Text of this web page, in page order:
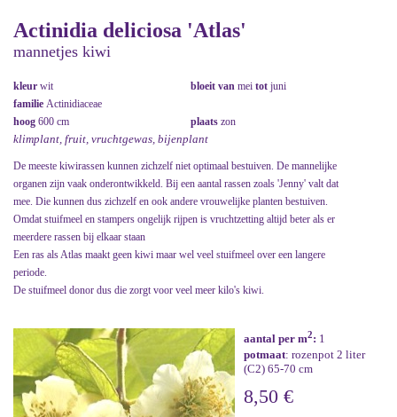
Actinidia deliciosa 'Atlas'
mannetjes kiwi
kleur wit bloeit van mei tot juni
familie Actinidiaceae
hoog 600 cm plaats zon
klimplant, fruit, vruchtgewas, bijenplant
De meeste kiwirassen kunnen zichzelf niet optimaal bestuiven. De mannelijke
organen zijn vaak onderontwikkeld. Bij een aantal rassen zoals 'Jenny' valt dat
mee. Die kunnen dus zichzelf en ook andere vrouwelijke planten bestuiven.
Omdat stuifmeel en stampers ongelijk rijpen is vruchtzetting altijd beter als er
meerdere rassen bij elkaar staan
Een ras als Atlas maakt geen kiwi maar wel veel stuifmeel over een langere
periode.
De stuifmeel donor dus die zorgt voor veel meer kilo's kiwi.
aantal per m2: 1
potmaat: rozenpot 2 liter
(C2) 65-70 cm
8,50 €